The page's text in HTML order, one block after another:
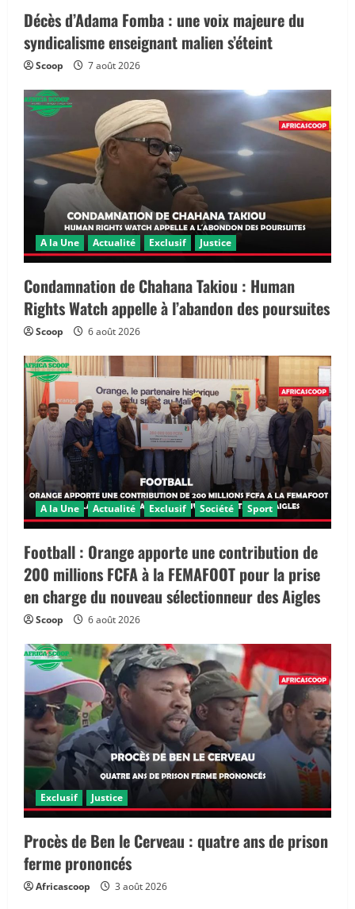
Décès d’Adama Fomba : une voix majeure du
syndicalisme enseignant malien s’éteint
Scoop 7 août 2026
A la Une Actualité Exclusif Justice
Condamnation de Chahana Takiou : Human
Rights Watch appelle à l’abandon des poursuites
Scoop 6 août 2026
A la Une Actualité Exclusif Société Sport
Football : Orange apporte une contribution de
200 millions FCFA à la FEMAFOOT pour la prise
en charge du nouveau sélectionneur des Aigles
Scoop 6 août 2026
Exclusif Justice
Procès de Ben le Cerveau : quatre ans de prison
ferme prononcés
Africascoop 3 août 2026